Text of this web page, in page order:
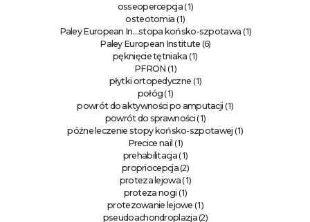
osseopercepcja (1)
osteotomia (1)
Paley European In…stopa końsko-szpotawa (1)
Paley European Institute (6)
pęknięcie tętniaka (1)
PFRON (1)
płytki ortopedyczne (1)
połóg (1)
powrót do aktywności po amputacji (1)
powrót do sprawności(1)
późne leczenie stopy końsko-szpotawej (1)
Precice nail (1)
prehabilitacja (1)
propriocepcja(2)
proteza lejowa (1)
proteza nogi (1)
protezowanie lejowe (1)
pseudoachondroplazja(2)